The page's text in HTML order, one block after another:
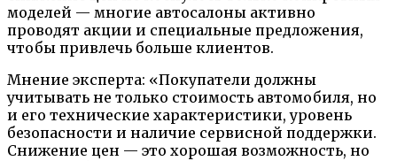
моделей — многие автосалоны активно
проводят акции и специальные предложения,
чтобы привлечь больше клиентов.
Мнение эксперта: «Покупатели должны
учитывать не только стоимость автомобиля, но
и его технические характеристики, уровень
безопасности и наличие сервисной поддержки.
Снижение цен — это хорошая возможность, но